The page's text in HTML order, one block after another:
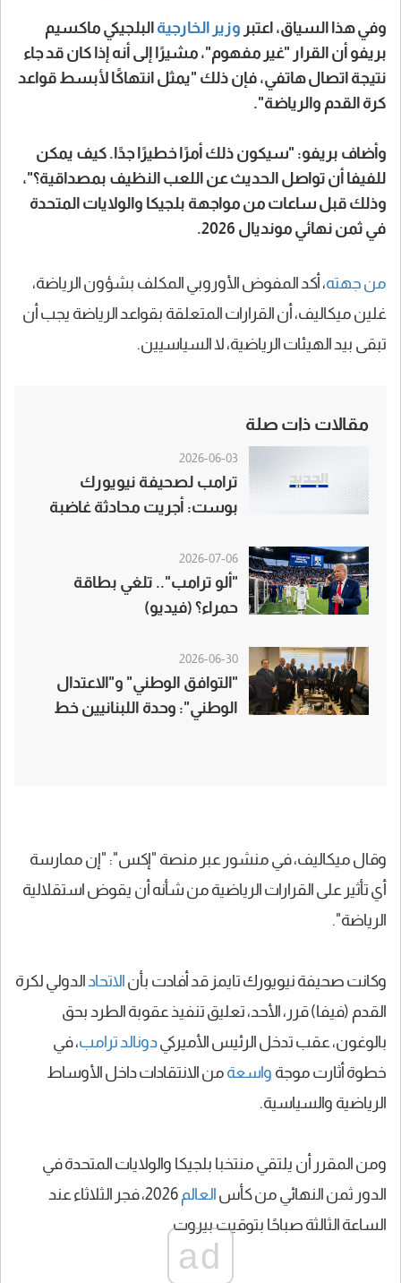
وفي هذا السياق، اعتبر وزير الخارجية البلجيكي ماكسيم
بريفو أن القرار "غير مفهوم"، مشيرًا إلى أنه إذا كان قد جاء
نتيجة اتصال هاتفي، فإن ذلك "يمثل انتهاكًا لأبسط قواعد
كرة القدم والرياضة".
وأضاف بريفو: "سيكون ذلك أمرًا خطيرًا جدًا. كيف يمكن
للفيفا أن تواصل الحديث عن اللعب النظيف بمصداقية؟"،
وذلك قبل ساعات من مواجهة بلجيكا والولايات المتحدة
في ثمن نهائي مونديال 2026.
من جهته، أكد المفوض الأوروبي المكلف بشؤون الرياضة،
غلين ميكاليف، أن القرارات المتعلقة بقواعد الرياضة يجب أن
تبقى بيد الهيئات الرياضية، لا السياسيين.
مقالات ذات صلة
2026-06-03
ترامب لصحيفة نيويورك
بوست: أجريت محادثة غاضبة
المستمر مع لبنان
2026-07-06
"ألو ترامب".. تلغي بطاقة
حمراء؟ (فيديو)
2026-06-30
"التوافق الوطني" و"الاعتدال
الوطني": وحدة اللبنانيين خط
وقال ميكاليف، في منشور عبر منصة "إكس": "إن ممارسة
أي تأثير على القرارات الرياضية من شأنه أن يقوض استقلالية
الرياضة".
وكانت صحيفة نيويورك تايمز قد أفادت بأن الاتحادالدولي لكرة
القدم (فيفا) قرر، الأحد، تعليق تنفيذ عقوبة الطرد بحق
بالوغون، عقب تدخل الرئيس الأميركيدونالد ترامب، في
خطوة أثارت موجة واسعة من الانتقادات داخل الأوساط
الرياضية والسياسية.
ومن المقرر أن يلتقي منتخبا بلجيكا والولايات المتحدة في
الدور ثمن النهائي من كأس العالم
2026، فجر الثلاثاء عند
الساعة الثالثة صباحًا بتوقيت بيروت
ad